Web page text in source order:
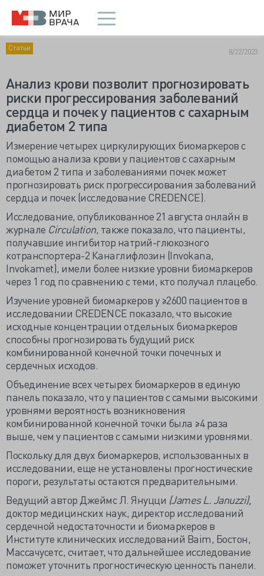
Статьи 8/22/2023
Анализ крови позволит прогнозировать
риски прогрессирования заболеваний
сердца и почек у пациентов с сахарным
диабетом 2 типа
Измерение четырех циркулирующих биомаркеров с
помощью анализа крови у пациентов с сахарным
диабетом 2 типа и заболеваниями почек может
прогнозировать риск прогрессирования заболеваний
сердца и почек (исследование CREDENCE).
Исследование, опубликованное 21 августа онлайн в
журнале Circulation, также показало, что пациенты,
получавшие ингибитор натрий-глюкозного
котранспортера-2 Канаглифлозин (Invokana,
Invokamet), имели более низкие уровни биомаркеров
через 1 год по сравнению с теми, кто получал плацебо.
Изучение уровней биомаркеров у ≥2600 пациентов в
исследовании CREDENCE показало, что высокие
исходные концентрации отдельных биомаркеров
способны прогнозировать будущий риск
комбинированной конечной точки почечных и
сердечных исходов.
Объединение всех четырех биомаркеров в единую
панель показало, что у пациентов с самыми высокими
уровнями вероятность возникновения
комбинированной конечной точки была ≥4 раза
выше, чем у пациентов с самыми низкими уровнями.
Поскольку для двух биомаркеров, использованных в
исследовании, еще не установлены прогностические
пороги, результаты остаются предварительными.
Ведущий автор Джеймс Л. Януцци (James L. Januzzi),
доктор медицинских наук, директор исследований
сердечной недостаточности и биомаркеров в
Институте клинических исследований Baim, Бостон,
Массачусетс, считает, что дальнейшее исследование
поможет уточнить прогностическую ценность панели.